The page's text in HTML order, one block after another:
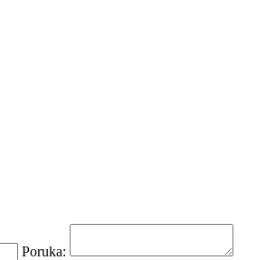
Poruka: